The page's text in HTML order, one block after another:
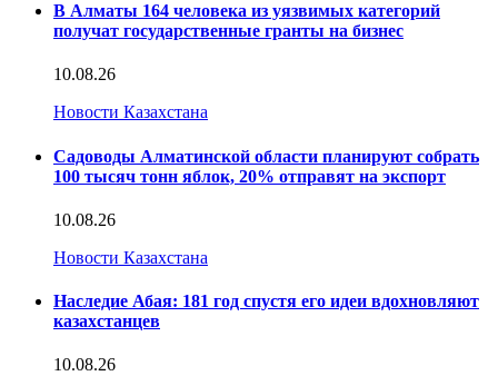
В Алматы 164 человека из уязвимых категорий
получат государственные гранты на бизнес
10.08.26
Новости Казахстана
Садоводы Алматинской области планируют собрать
100 тысяч тонн яблок, 20% отправят на экспорт
10.08.26
Новости Казахстана
Наследие Абая: 181 год спустя его идеи вдохновляют
казахстанцев
10.08.26